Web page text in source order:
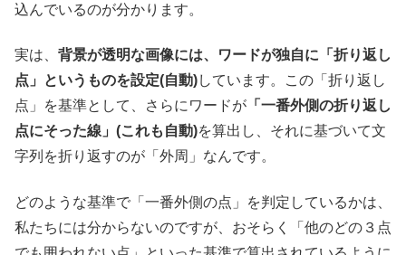
込んでいるのが分かります。
実は、 背景が透明な画像には、ワードが独自に「折り返し
点」というものを設定(自動)しています。この「折り返し
点」を基準として、さらにワードが 「一番外側の折り返し
点にそった線」(これも自動)を算出し、それに基づいて文
字列を折り返すのが「外周」なんです。
どのような基準で「一番外側の点」を判定しているかは、
私たちには分からないのですが、おそらく「他のどの３点